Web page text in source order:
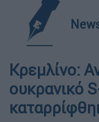
Κρεμλίνο:
ουκρανικό